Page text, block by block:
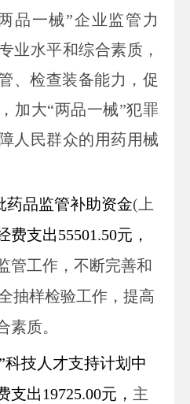
品一械”企业监管力
业水平和综合素质，
、检查装备能力，促
加大“两品一械”犯罪
人民群众的用药用械
药品监管补助资金(上
费支出55501.50元，
管工作， 不断完善和
抽样检验工作，提高
素质。
科技人才支持计划中
支出19725.00元， 主